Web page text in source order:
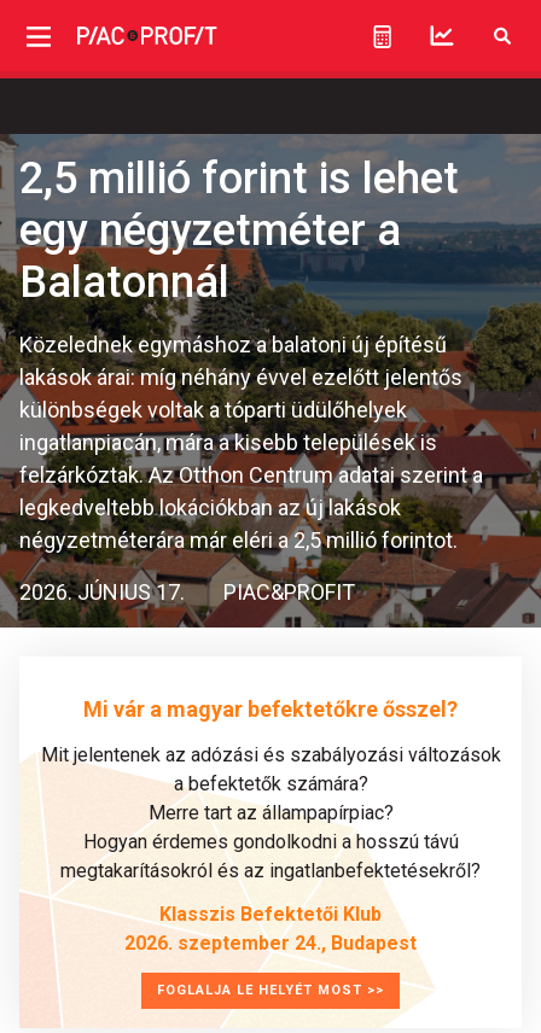
2,5 millió forint is lehet
egy négyzetméter a
Balatonnál
Közelednek egymáshoz a balatoni új építésű
lakások árai: míg néhány évvel ezelőtt jelentős
különbségek voltak a tóparti üdülőhelyek
ingatlanpiacán, mára a kisebb települések is
felzárkóztak. Az Otthon Centrum adatai szerint a
legkedveltebb lokációkban az új lakások
négyzetméterára már eléri a 2,5 millió forintot.
2026. JÚNIUS 17. PIAC&PROFIT
Mi vár a magyar befektetőkre ősszel?
Mit jelentenek az adózási és szabályozási változások
a befektetők számára?
Merre tart az állampapírpiac?
Hogyan érdemes gondolkodni a hosszú távú
megtakarításokról és az ingatlanbefektetésekről?
Klasszis Befektetői Klub
2026. szeptember 24., Budapest
FOGLALJA LE HELYÉT MOST >>